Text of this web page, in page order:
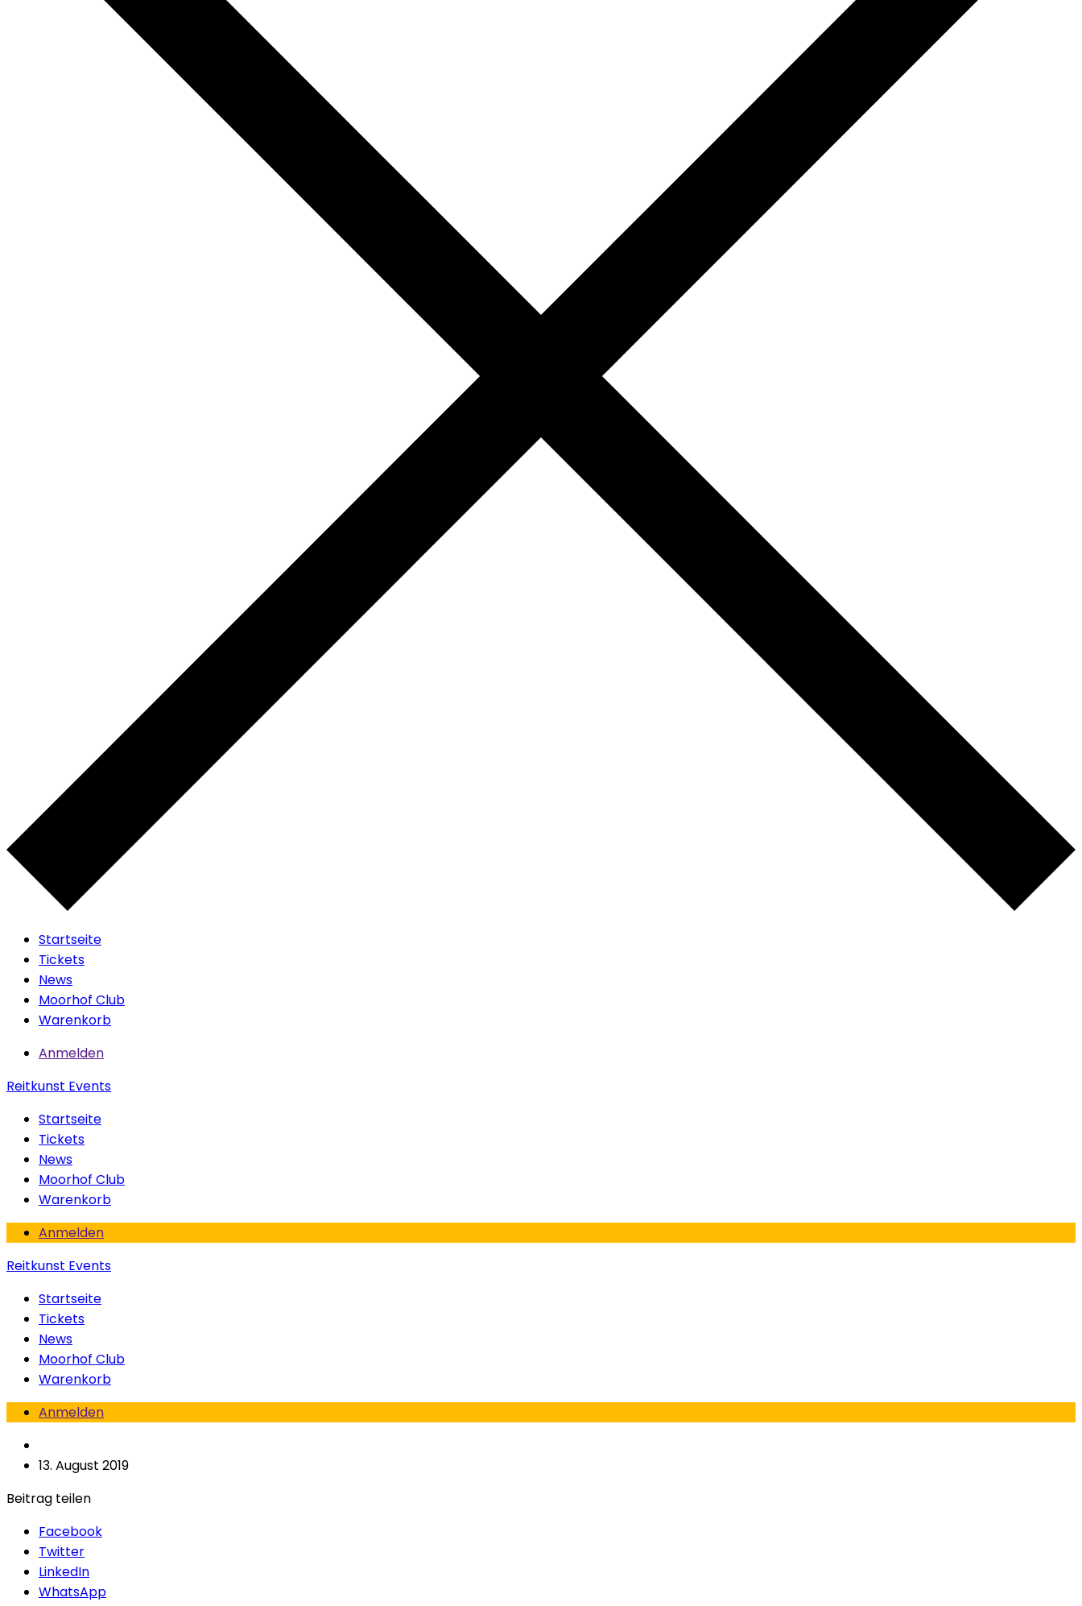
Startseite
Tickets
News
Moorhof Club
Warenkorb
Anmelden
Reitkunst Events
Startseite
Tickets
News
Moorhof Club
Warenkorb
Anmelden
Reitkunst Events
Startseite
Tickets
News
Moorhof Club
Warenkorb
Anmelden
13. August 2019
Beitrag teilen
Facebook
Twitter
LinkedIn
WhatsApp